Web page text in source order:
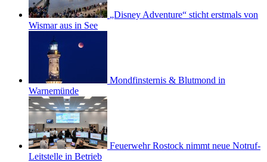
„Disney Adventure“ sticht erstmals von
Wismar aus in See
Mondfinsternis & Blutmond in
Warnemünde
Feuerwehr Rostock nimmt neue Notruf-
Leitstelle in Betrieb